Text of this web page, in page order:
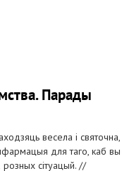
Парады
весела і святочна,
для таго, каб вы
сітуацый. //